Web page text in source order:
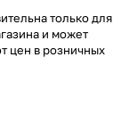
только для
и может
цен в розничных